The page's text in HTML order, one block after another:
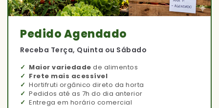
Pedido Agendado
Receba Terça, Quinta ou Sábado
Maior variedade de alimentos
Frete mais acessível
Hortifruti orgânico direto da horta
Pedidos até as 7h do dia anterior
Entrega em horário comercial